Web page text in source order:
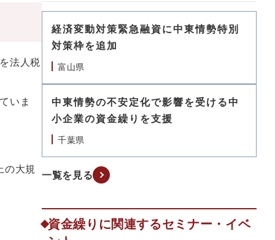
法人税
いま
の大規
経済変動対策緊急融資に中東情勢特別
対策枠を追加
富山県
中東情勢の不安定化で影響を受ける中
小企業の資金繰りを支援
千葉県
一覧を見る
資金繰りに関連するセミナー・イベ